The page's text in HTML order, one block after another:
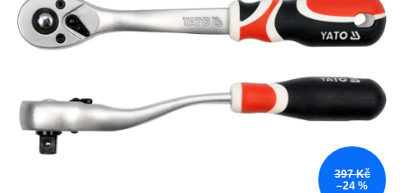
hvězdiček.
397 Kč
–24 %